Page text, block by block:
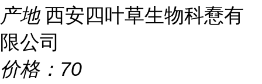
产地 西安四叶草生物科憃有
限公司
价格： 70